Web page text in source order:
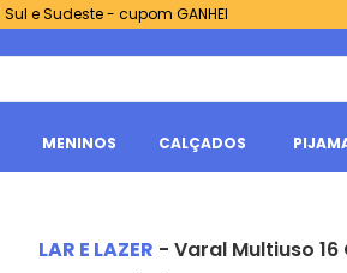
Sul e Sudeste - cupom GANHEI
MENINOS CALÇADOS
LAR E LAZER - Varal Multiuso